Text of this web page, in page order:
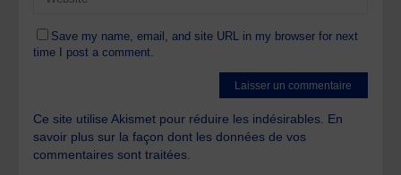
Save my name, email, and site URL in my browser for next
time I post a comment.
Ce site utilise Akismet pour réduire les indésirables. En
savoir plus sur la façon dont les données de vos
commentaires sont traitées